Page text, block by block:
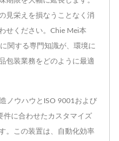
見栄えを損なうことなく消
せください。Chie Mei本
関する専門知識が、環境に
包装業務をどのように最適
ノウハウとISO 9001および
件に合わせたカスタマイズ
。この装置は、自動化効率